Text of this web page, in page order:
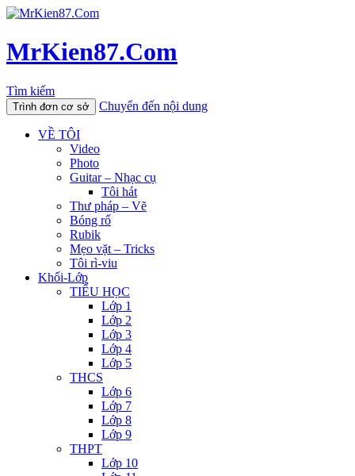
MrKien87.Com
Tìm kiếm
Trình đơn cơ sở Chuyển đến nội dung
VỀ TÔI
Video
Photo
Guitar – Nhạc cụ
Tôi hát
Thư pháp – Vẽ
Bóng rổ
Rubik
Mẹo vặt – Tricks
Tôi rì-viu
Khối-Lớp
TIỂU HỌC
Lớp 1
Lớp 2
Lớp 3
Lớp 4
Lớp 5
THCS
Lớp 6
Lớp 7
Lớp 8
Lớp 9
THPT
Lớp 10